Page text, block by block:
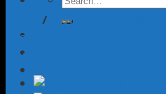
Cart /
/ เครื่องกรองสระว่ายน้
ถังกรองทรายและกรองผ้า
Mount